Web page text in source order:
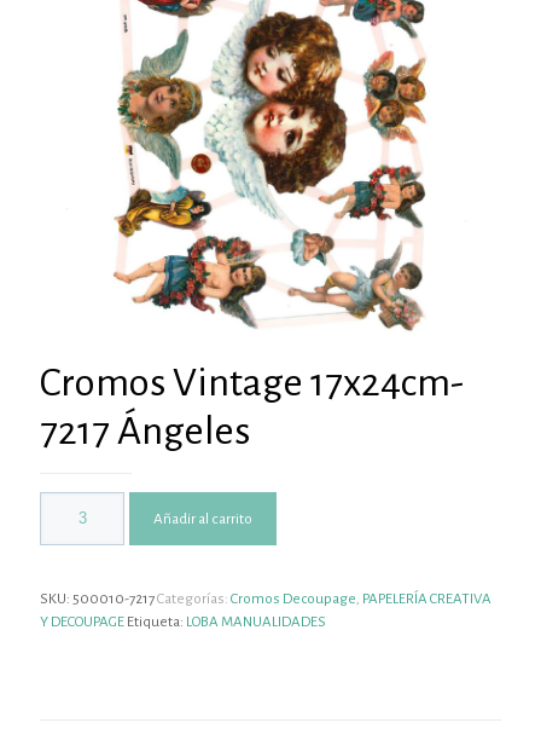
Cromos Vintage 17x24cm-
7217 Ángeles
Añadir al carrito
SKU: 500010-7217Categorías: Cromos Decoupage, PAPELERÍA CREATIVA
Y DECOUPAGE Etiqueta: LOBA MANUALIDADES